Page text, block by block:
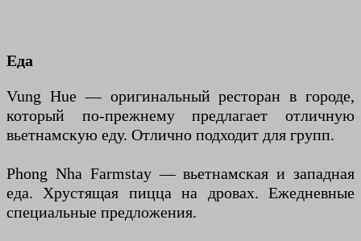
Еда
Vung Hue — оригинальный ресторан в городе,
который по-прежнему предлагает отличную
вьетнамскую еду. Отлично подходит для групп.
Phong Nha Farmstay — вьетнамская и западная
еда. Хрустящая пицца на дровах. Ежедневные
специальные предложения.